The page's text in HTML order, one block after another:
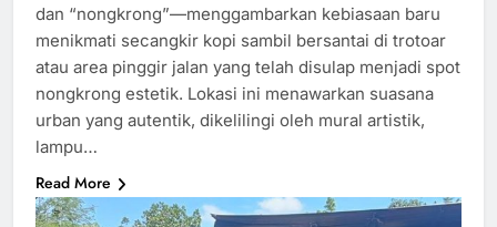
dan “nongkrong”—menggambarkan kebiasaan baru
menikmati secangkir kopi sambil bersantai di trotoar
atau area pinggir jalan yang telah disulap menjadi spot
nongkrong estetik. Lokasi ini menawarkan suasana
urban yang autentik, dikelilingi oleh mural artistik,
lampu…
Read More